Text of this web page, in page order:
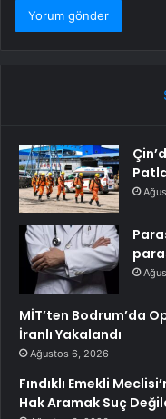
MİT’ten Bodrum’da
İranlı Yakalandı
Ağustos 6, 2026
Fındıklı Emekli
Hak Aramak Suç